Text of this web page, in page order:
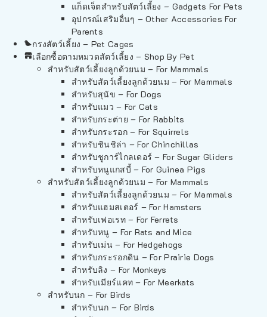
แก็ดเจ็ตสำหรับสัตว์เลี้ยง – Gadgets For Pets
อุปกรณ์เสริมอื่นๆ – Other Accessories For
Parents
กรงสัตว์เลี้ยง – Pet Cages
เลือกซื้อตามหมวดสัตว์เลี้ยง – Shop By Pet
สำหรับสัตว์เลี้ยงลูกด้วยนม – For Mammals
สำหรับสัตว์เลี้ยงลูกด้วยนม – For Mammals
สำหรับสุนัข – For Dogs
สำหรับแมว – For Cats
สำหรับกระต่าย – For Rabbits
สำหรับกระรอก – For Squirrels
สำหรับชินชิล่า – For Chinchillas
สำหรับชูการ์ไกลเดอร์ – For Sugar Gliders
สำหรับหนูแกสบี้ – For Guinea Pigs
สำหรับสัตว์เลี้ยงลูกด้วยนม – For Mammals
สำหรับสัตว์เลี้ยงลูกด้วยนม – For Mammals
สำหรับแฮมสเตอร์ – For Hamsters
สำหรับเฟอเรท – For Ferrets
สำหรับหนู – For Rats and Mice
สำหรับเม่น – For Hedgehogs
สำหรับกระรอกดิน – For Prairie Dogs
สำหรับลิง – For Monkeys
สำหรับเมียร์แคท – For Meerkats
สำหรับนก – For Birds
สำหรับนก – For Birds